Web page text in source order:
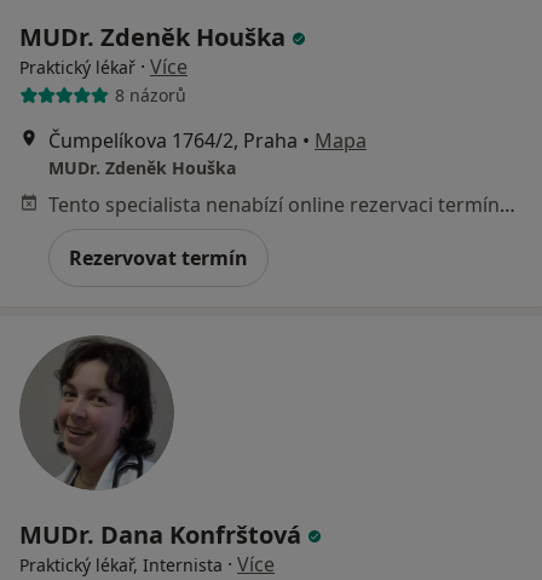
MUDr. Zdeněk Houška
Praktický lékař · Více
8 názorů
Čumpelíkova 1764/2, Praha • Mapa
MUDr. Zdeněk Houška
Tento specialista nenabízí online rezervaci termínu na této adrese.
Rezervovat termín
MUDr. Dana Konfrštová
Praktický lékař, Internista · Více